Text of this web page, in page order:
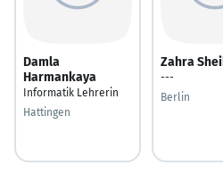
Damla
Harmankaya
Informatik Lehrerin
Hattingen
Zahra
---
Berlin